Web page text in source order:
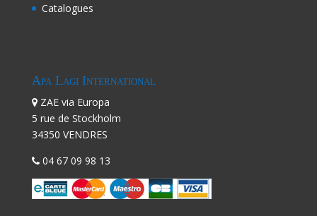
Catalogues
Apa Lagi International
ZAE via Europa
5 rue de Stockholm
34350 VENDRES
04 67 09 98 13